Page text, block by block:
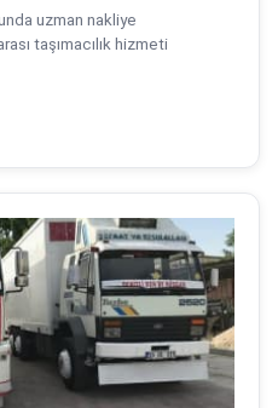
uzman nakliye
taşımacılık hizmeti